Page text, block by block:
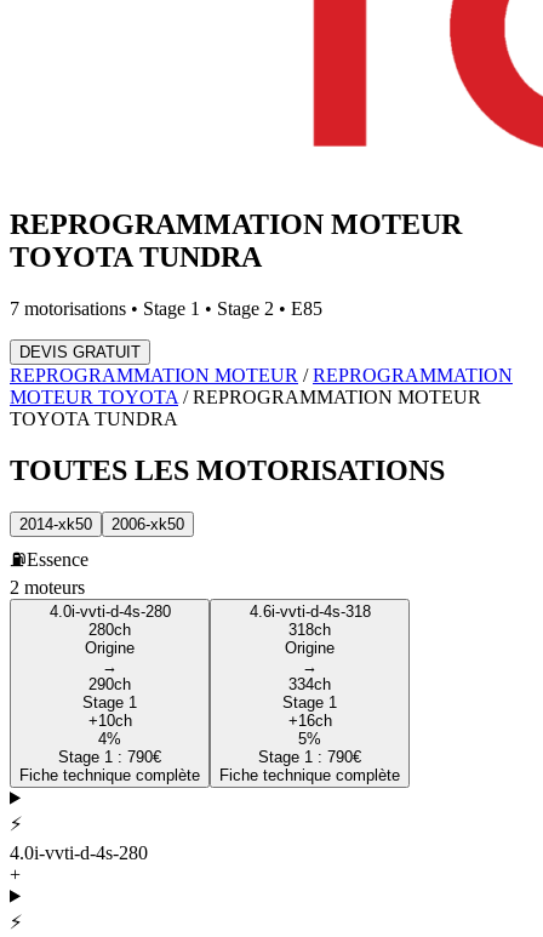
REPROGRAMMATION MOTEUR
TOYOTA TUNDRA
7 motorisations • Stage 1 • Stage 2 • E85
DEVIS GRATUIT
REPROGRAMMATION MOTEUR /REPROGRAMMATION
MOTEUR TOYOTA /REPROGRAMMATION MOTEUR
TOYOTA TUNDRA
TOUTES LES MOTORISATIONS
2014-xk50 2006-xk50
⛽Essence
2 moteurs
4.0i-vvti-d-4s-280
280ch
Origine
→
290ch
Stage 1
+10ch
4%
Stage 1 : 790€
Fiche technique complète
4.6i-vvti-d-4s-318
318ch
Origine
→
334ch
Stage 1
+16ch
5%
Stage 1 : 790€
Fiche technique complète
⚡
4.0i-vvti-d-4s-280
+
⚡